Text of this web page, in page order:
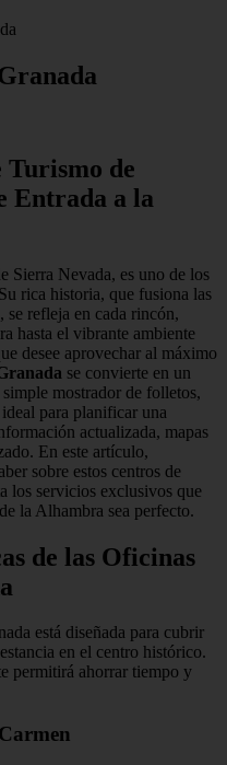
Turismo de
Entrada a la
Sierra Nevada, es uno de los
rica historia, que fusiona las
se refleja en cada rincón,
hasta el vibrante ambiente
desee aprovechar al máximo
se convierte en un
mostrador de folletos,
para planificar una
actualizada, mapas
En este artículo,
sobre estos centros de
los servicios exclusivos que
la Alhambra sea perfecto.
de las Oficinas
está diseñada para cubrir
en el centro histórico.
permitirá ahorrar tiempo y